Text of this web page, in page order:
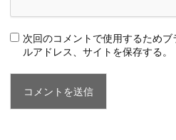
次回のコメントで使用するため
ルアドレス、サイトを保存する。